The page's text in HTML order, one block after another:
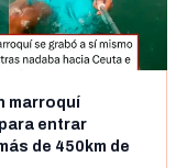
marroquí
entrar
de 450km de